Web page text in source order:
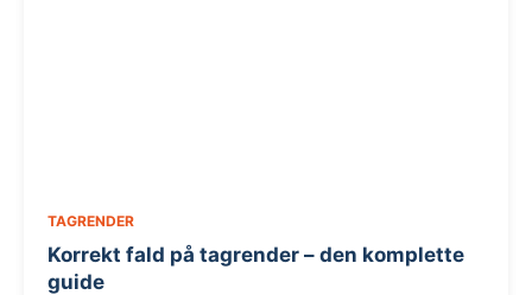
TAGRENDER
Korrekt fald på tagrender – den komplette
guide